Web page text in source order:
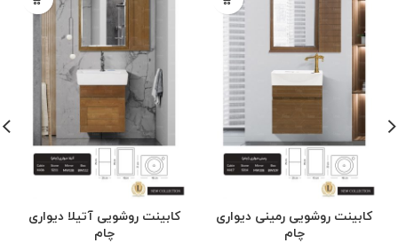
کابینت روشویی رمینی دیواری
چام
کابینت روشویی آتیلا دیواری
چام